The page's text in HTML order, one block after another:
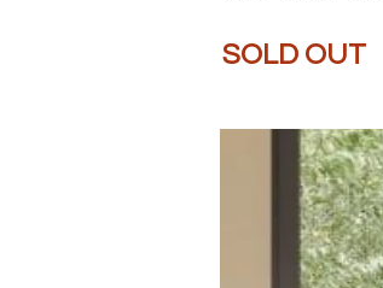
SOLD OUT